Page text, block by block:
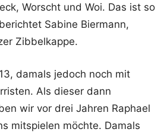
Worscht und Woi. Das ist so
Sabine Biermann,
Zibbelkappe.
damals jedoch noch mit
Als dieser dann
wir vor drei Jahren Raphael
mitspielen möchte. Damals